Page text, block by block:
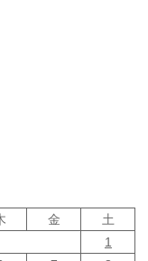
金
土
1